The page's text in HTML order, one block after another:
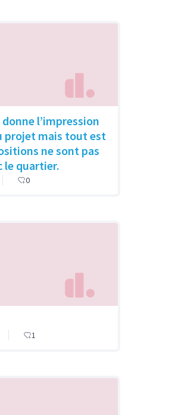
l’impression
projet mais tout est
ne sont pas
le quartier.
0
1